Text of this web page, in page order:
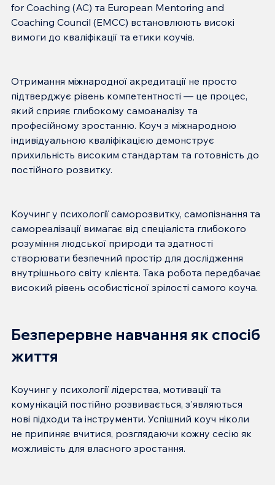
for Coaching (AC) та European Mentoring and
Coaching Council (EMCC) встановлюють високі
Отримання міжнародної акредитації не просто
підтверджує рівень компетентності — це процес,
який сприяє глибокому самоаналізу та
професійному зростанню. Коуч з міжнародною
індивідуальною кваліфікацією демонструє
прихильність високим стандартам та готовність до
Коучинг у психології саморозвитку, самопізнання та
самореалізації вимагає від спеціаліста глибокого
розуміння людської природи та здатності
створювати безпечний простір для дослідження
внутрішнього світу клієнта. Така робота передбачає
Безперервне навчання як спосіб
життя
Коучинг у психології лідерства, мотивації та
комунікацій постійно розвивається, з'являються
нові підходи та інструменти. Успішний коуч ніколи
не припиняє вчитися, розглядаючи кожну сесію як